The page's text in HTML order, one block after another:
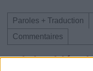
Paroles + Traduction
Commentaires
Voir la vidéo